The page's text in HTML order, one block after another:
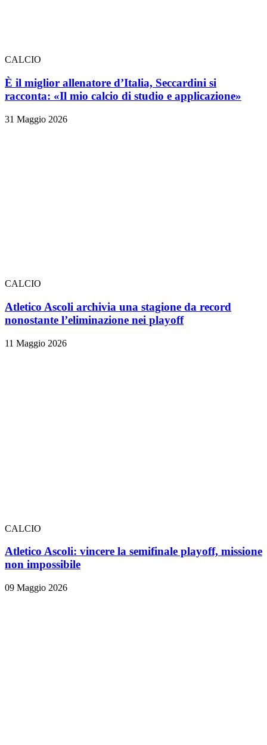
CALCIO
È il miglior allenatore d’Italia, Seccardini si
racconta: «Il mio calcio di studio e applicazione»
31 Maggio 2026
CALCIO
Atletico Ascoli archivia una stagione da record
nonostante l’eliminazione nei playoff
11 Maggio 2026
CALCIO
Atletico Ascoli: vincere la semifinale playoff, missione
non impossibile
09 Maggio 2026